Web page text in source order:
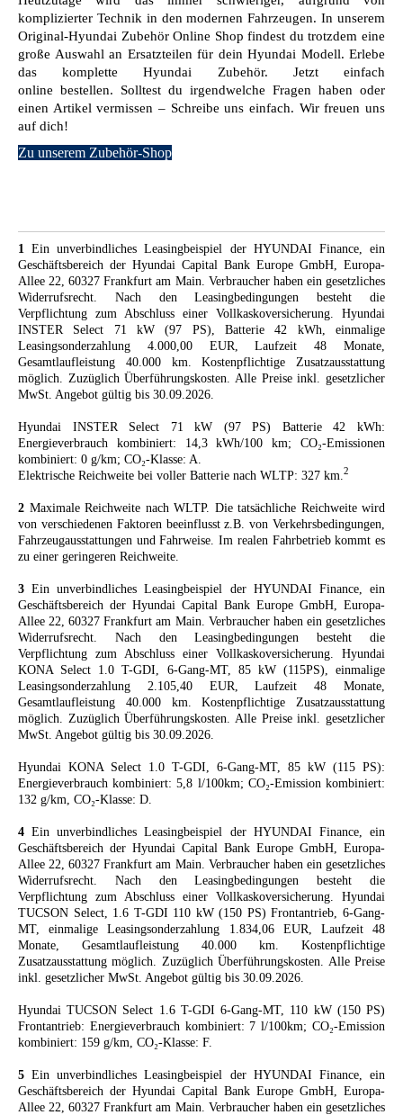
komplizierter Technik in den modernen Fahrzeugen. In unserem
Original-Hyundai Zubehör Online Shop findest du trotzdem eine
große Auswahl an Ersatzteilen für dein Hyundai Modell. Erlebe
das komplette Hyundai Zubehör. Jetzt einfach
online bestellen. Solltest du irgendwelche Fragen haben oder
einen Artikel vermissen – Schreibe uns einfach. Wir freuen uns
auf dich!
Zu unserem Zubehör-Shop
1Ein unverbindliches Leasingbeispiel der HYUNDAI Finance, ein
Geschäftsbereich der Hyundai Capital Bank Europe GmbH, Europa-
Allee 22, 60327 Frankfurt am Main. Verbraucher haben ein gesetzliches
Widerrufsrecht. Nach den Leasingbedingungen besteht die
Verpflichtung zum Abschluss einer Vollkaskoversicherung. Hyundai
INSTER Select 71 kW (97 PS), Batterie 42 kWh, einmalige
Leasingsonderzahlung 4.000,00 EUR, Laufzeit 48 Monate,
Gesamtlaufleistung 40.000 km. Kostenpflichtige Zusatzausstattung
möglich. Zuzüglich Überführungskosten. Alle Preise inkl. gesetzlicher
MwSt. Angebot gültig bis 30.09.2026.
Hyundai INSTER Select 71 kW (97 PS) Batterie 42 kWh:
Energieverbrauch kombiniert: 14,3 kWh/100 km; CO₂-Emissionen
kombiniert: 0 g/km; CO₂-Klasse: A.
Elektrische Reichweite bei voller Batterie nach WLTP: 327 km. 2
2 Maximale Reichweite nach WLTP. Die tatsächliche Reichweite wird
von verschiedenen Faktoren beeinflusst z.B. von Verkehrsbedingungen,
Fahrzeugausstattungen und Fahrweise. Im realen Fahrbetrieb kommt es
zu einer geringeren Reichweite.
3 Ein unverbindliches Leasingbeispiel der HYUNDAI Finance, ein
Geschäftsbereich der Hyundai Capital Bank Europe GmbH, Europa-
Allee 22, 60327 Frankfurt am Main. Verbraucher haben ein gesetzliches
Widerrufsrecht. Nach den Leasingbedingungen besteht die
Verpflichtung zum Abschluss einer Vollkaskoversicherung. Hyundai
KONA Select 1.0 T-GDI, 6-Gang-MT, 85 kW (115PS), einmalige
Leasingsonderzahlung 2.105,40 EUR, Laufzeit 48 Monate,
Gesamtlaufleistung 40.000 km. Kostenpflichtige Zusatzausstattung
möglich. Zuzüglich Überführungskosten. Alle Preise inkl. gesetzlicher
MwSt. Angebot gültig bis 30.09.2026.
Hyundai KONA Select 1.0 T-GDI, 6-Gang-MT, 85 kW (115 PS):
Energieverbrauch kombiniert: 5,8 l/100km; CO₂-Emission kombiniert:
132 g/km, CO₂-Klasse: D.
4 Ein unverbindliches Leasingbeispiel der HYUNDAI Finance, ein
Geschäftsbereich der Hyundai Capital Bank Europe GmbH, Europa-
Allee 22, 60327 Frankfurt am Main. Verbraucher haben ein gesetzliches
Widerrufsrecht. Nach den Leasingbedingungen besteht die
Verpflichtung zum Abschluss einer Vollkaskoversicherung. Hyundai
TUCSON Select, 1.6 T-GDI 110 kW (150 PS) Frontantrieb, 6-Gang-
MT, einmalige Leasingsonderzahlung 1.834,06 EUR, Laufzeit 48
Monate, Gesamtlaufleistung 40.000 km. Kostenpflichtige
Zusatzausstattung möglich. Zuzüglich Überführungskosten. Alle Preise
inkl. gesetzlicher MwSt. Angebot gültig bis 30.09.2026.
Hyundai TUCSON Select 1.6 T-GDI 6-Gang-MT, 110 kW (150 PS)
Frontantrieb: Energieverbrauch kombiniert: 7 l/100km; CO₂-Emission
kombiniert: 159 g/km, CO₂-Klasse: F.
5Ein unverbindliches Leasingbeispiel der HYUNDAI Finance, ein
Geschäftsbereich der Hyundai Capital Bank Europe GmbH, Europa-
Allee 22, 60327 Frankfurt am Main. Verbraucher haben ein gesetzliches